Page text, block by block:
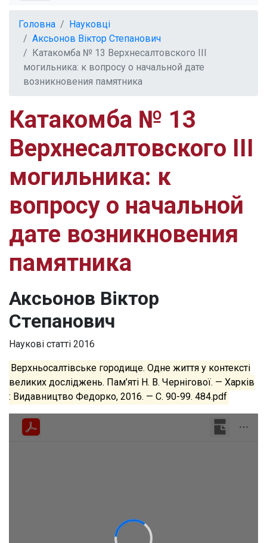
Головна
Науковці
Аксьонов Віктор Степанович
Катакомба № 13 Верхнесалтовского III
могильника: к вопросу о начальной дате
возникновения памятника
Катакомба № 13
Верхнесалтовского III
могильника: к
вопросу о начальной
дате возникновения
памятника
Аксьонов Віктор
Степанович
Наукові статті 2016
Верхньосалтівське городище. Одне життя у контексті
великих досліджень. Пам’яті Н. В. Чернігової. — Харків
: Видавництво Федорко, 2016. — С. 90-99. 484.pdf